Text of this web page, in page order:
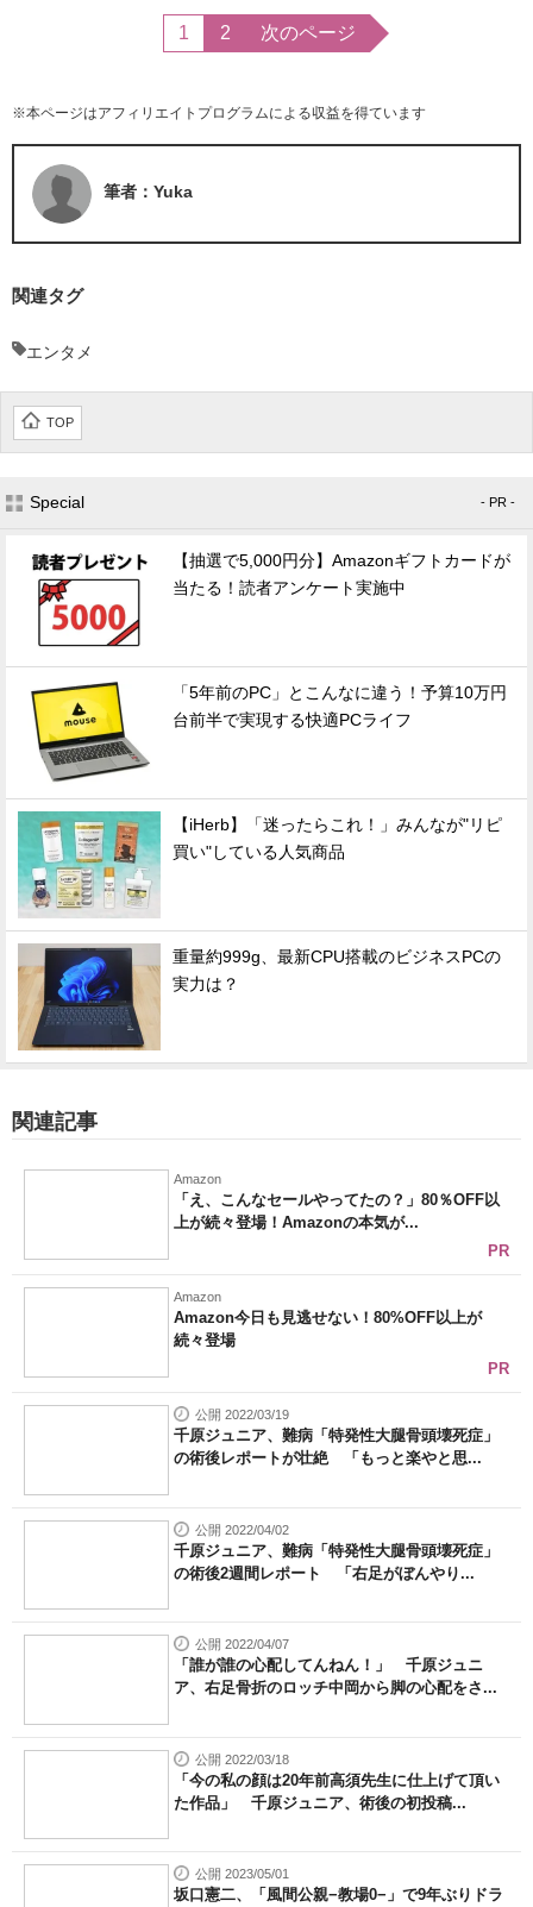
1 2 次のページ
※本ページはアフィリエイトプログラムによる収益を得ています
筆者：Yuka
関連タグ
エンタメ
TOP
Special - PR -
【抽選で5,000円分】Amazonギフトカードが
当たる！読者アンケート実施中
「5年前のPC」とこんなに違う！予算10万円
台前半で実現する快適PCライフ
【iHerb】「迷ったらこれ！」みんなが"リピ
買い"している人気商品
重量約999g、最新CPU搭載のビジネスPCの
実力は？
関連記事
Amazon
「え、こんなセールやってたの？」80％OFF以
上が続々登場！Amazonの本気が...
PR
Amazon
Amazon今日も見逃せない！80%OFF以上が
続々登場
PR
公開 2022/03/19
千原ジュニア、難病「特発性大腿骨頭壊死症」
の術後レポートが壮絶 「もっと楽やと思...
公開 2022/04/02
千原ジュニア、難病「特発性大腿骨頭壊死症」
の術後2週間レポート 「右足がぼんやり...
公開 2022/04/07
「誰が誰の心配してんねん！」 千原ジュニ
ア、右足骨折のロッチ中岡から脚の心配をさ...
公開 2022/03/18
「今の私の顔は20年前高須先生に仕上げて頂い
た作品」 千原ジュニア、術後の初投稿...
公開 2023/05/01
坂口憲二、「風間公親−教場0−」で9年ぶりドラ